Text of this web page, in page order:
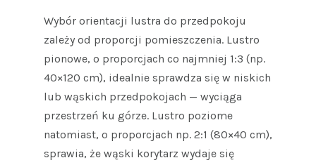
Wybór orientacji lustra do przedpokoju
zależy od proporcji pomieszczenia. Lustro
pionowe, o proporcjach co najmniej 1:3 (np.
40×120 cm), idealnie sprawdza się w niskich
lub wąskich przedpokojach — wyciąga
przestrzeń ku górze. Lustro poziome
natomiast, o proporcjach np. 2:1 (80×40 cm),
sprawia, że wąski korytarz wydaje się